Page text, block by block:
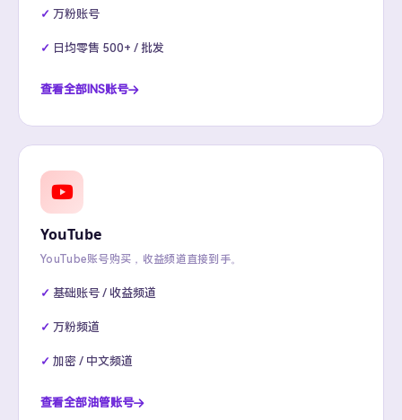
万粉账号
日均零售 500+ / 批发
查看全部INS账号
YouTube
YouTube账号购买，收益频道直接到手。
基础账号 / 收益频道
万粉频道
加密 / 中文频道
查看全部油管账号